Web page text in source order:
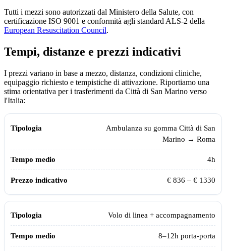
Tutti i mezzi sono autorizzati dal Ministero della Salute, con
certificazione ISO 9001 e conformità agli standard ALS-2 della
European Resuscitation Council.
Tempi, distanze e prezzi indicativi
I prezzi variano in base a mezzo, distanza, condizioni cliniche,
equipaggio richiesto e tempistiche di attivazione. Riportiamo una
stima orientativa per i trasferimenti da Città di San Marino verso
l'Italia:
Tempi, distanze e prezzi indicativi per il trasporto sanitario da
Città
Tipologia
Ambulanza su gomma Città di San
Marino → Roma
4h
€ 836 – € 1330
Volo di linea + accompagnamento
8–12h porta-porta